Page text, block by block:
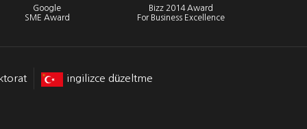
Google
SME Award
Bizz 2014 Award
For Business Excellence
ingilizce düzeltme